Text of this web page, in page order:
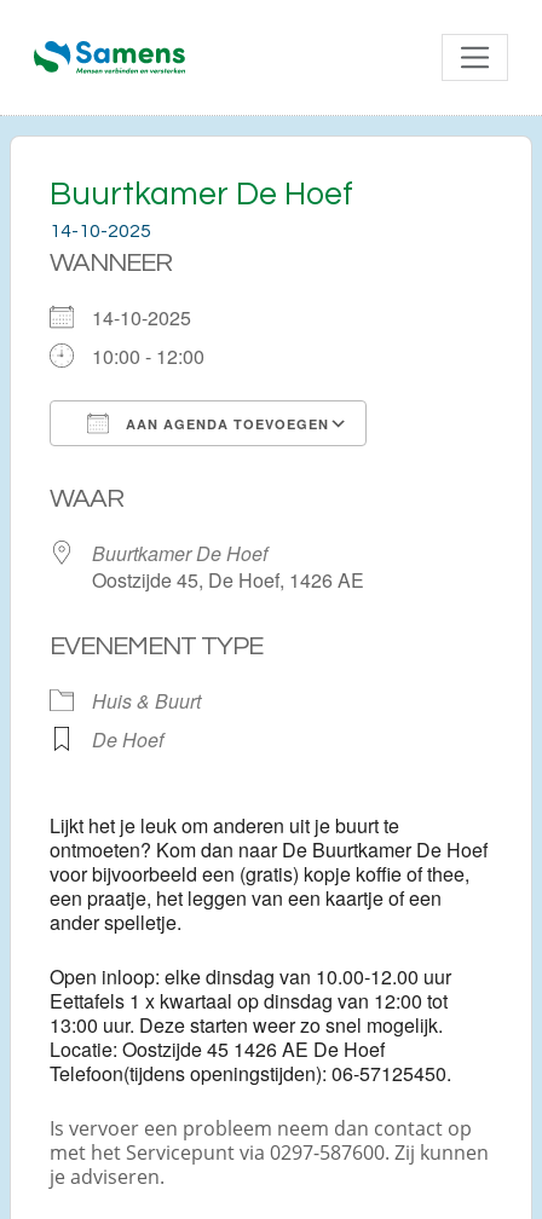
Buurtkamer De Hoef
14-10-2025
WANNEER
14-10-2025
10:00 - 12:00
AAN AGENDA TOEVOEGEN
WAAR
Buurtkamer De Hoef
Oostzijde 45, De Hoef, 1426 AE
EVENEMENT TYPE
Huis & Buurt
De Hoef
Lijkt het je leuk om anderen uit je buurt te
ontmoeten? Kom dan naar De Buurtkamer De Hoef
voor bijvoorbeeld een (gratis) kopje koffie of thee,
een praatje, het leggen van een kaartje of een
ander spelletje.
Open inloop: elke dinsdag van 10.00-12.00 uur
Eettafels 1 x kwartaal op dinsdag van 12:00 tot
13:00 uur. Deze starten weer zo snel mogelijk.
Locatie: Oostzijde 45 1426 AE De Hoef
Telefoon(tijdens openingstijden): 06-57125450.
Is vervoer een probleem neem dan contact op
met het Servicepunt via 0297-587600. Zij kunnen
je adviseren.